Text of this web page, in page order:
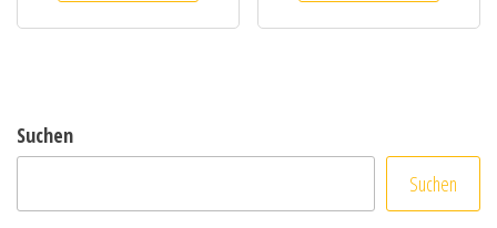
Suchen
Suchen